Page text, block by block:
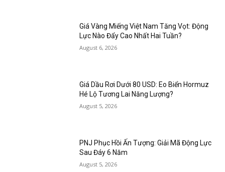
Giá Vàng Miếng Việt Nam Tăng Vọt: Động
Lực Nào Đẩy Cao Nhất Hai Tuần?
August 6, 2026
Giá Dầu Rơi Dưới 80 USD: Eo Biển Hormuz
Hé Lộ Tương Lai Năng Lượng?
August 5, 2026
PNJ Phục Hồi Ấn Tượng: Giải Mã Động Lực
Sau Đáy 6 Năm
August 5, 2026